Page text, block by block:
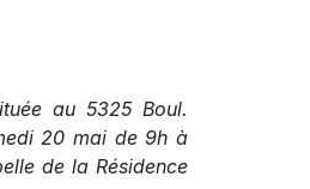
au 5325 Boul.
20 mai de 9h à
de la Résidence